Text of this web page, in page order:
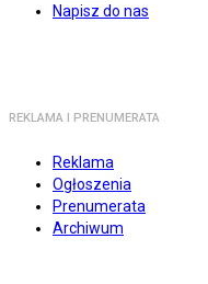
Napisz do nas
REKLAMA I PRENUMERATA
Reklama
Ogłoszenia
Prenumerata
Archiwum